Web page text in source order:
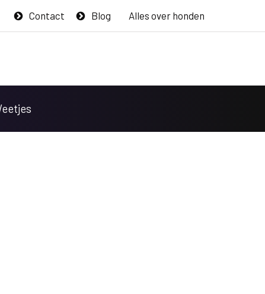
Blog
Contact Alles over honden